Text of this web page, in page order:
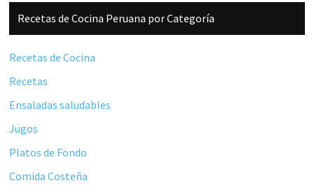
Barra
lateral
principal
Recetas de Cocina Peruana por Categoría
Recetas de Cocina
Recetas
Ensaladas saludables
Jugos
Platos de Fondo
Comida Costeña